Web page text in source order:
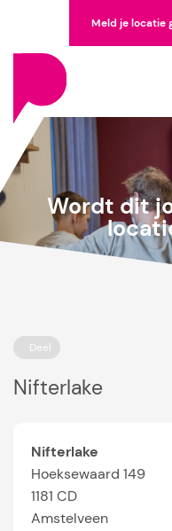
Meld je locatie
Wordt dit
Deel
Nifterlake
Nifterlake
Hoeksewaard 149
1181 CD
Amstelveen